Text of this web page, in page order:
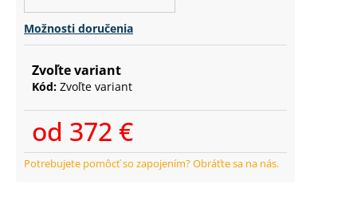
Možnosti doručenia
Zvoľte variant
Kód: Zvoľte variant
od 372 €
Jednotková
cena: